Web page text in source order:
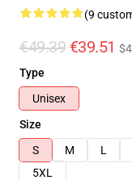
(9
€49.39 €39.51
Type
Unisex
Size
S
M L
5XL